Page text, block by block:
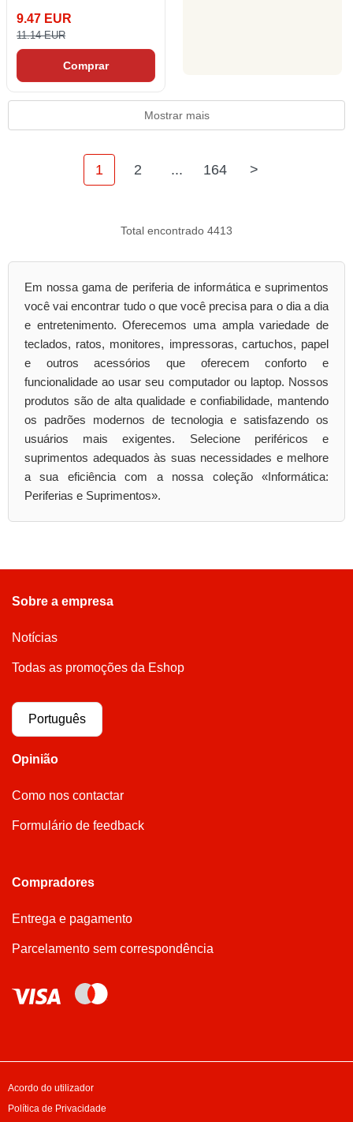
9.47 EUR
11.14 EUR
Comprar
Mostrar mais
1 2 ... 164 >
Total encontrado 4413
Em nossa gama de periferia de informática e suprimentos
você vai encontrar tudo o que você precisa para o dia a dia
e entretenimento. Oferecemos uma ampla variedade de
teclados, ratos, monitores, impressoras, cartuchos, papel
e outros acessórios que oferecem conforto e
funcionalidade ao usar seu computador ou laptop. Nossos
produtos são de alta qualidade e confiabilidade, mantendo
os padrões modernos de tecnologia e satisfazendo os
usuários mais exigentes. Selecione periféricos e
suprimentos adequados às suas necessidades e melhore
a sua eficiência com a nossa coleção «Informática:
Periferias e Suprimentos».
Sobre a empresa
Notícias
Todas as promoções da Eshop
Português
Opinião
Como nos contactar
Formulário de feedback
Compradores
Entrega e pagamento
Parcelamento sem correspondência
Acordo do utilizador
Política de Privacidade